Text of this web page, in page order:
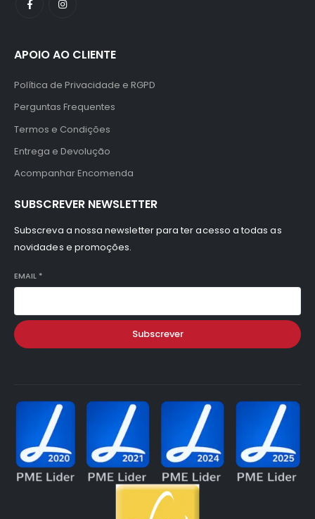
APOIO AO CLIENTE
Política de Privacidade e RGPD
Perguntas Frequentes
Termos e Condições
Entrega e Devolução
Acompanhar Encomenda
SUBSCREVER NEWSLETTER
Subscreva a nossa newsletter para ter acesso a todas as
novidades e promoções.
EMAIL *
Subscrever